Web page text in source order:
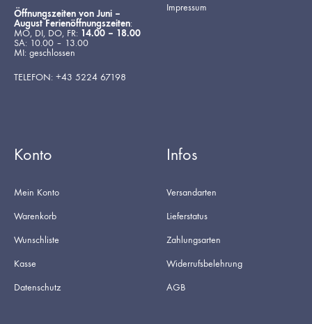
Öffnungszeiten von Juni –
August Ferienöffnungszeiten:
MO, DI, DO, FR: 14.00 – 18.00
SA: 10.00 – 13.00
MI: geschlossen
TELEFON: +43 5224 67198
Impressum
Konto
Mein Konto
Warenkorb
Wunschliste
Kasse
Datenschutz
Infos
Versandarten
Lieferstatus
Zahlungsarten
Widerrufsbelehrung
AGB